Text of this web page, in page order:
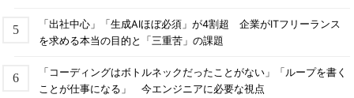
「出社中心」「生成AIほぼ必須」が4割超 企業がITフリーランス
を求める本当の目的と「三重苦」の課題
「コーディングはボトルネックだったことがない」「ループを書く
ことが仕事になる」 今エンジニアに必要な視点